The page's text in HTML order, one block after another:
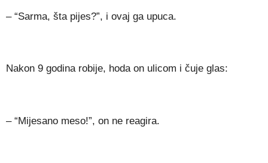
– “Sarma, šta pijes?”, i ovaj ga upuca.
Nakon 9 godina robije, hoda on ulicom i čuje glas:
– “Mijesano meso!”, on ne reagira.